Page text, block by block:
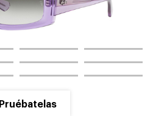
Pruébatelas